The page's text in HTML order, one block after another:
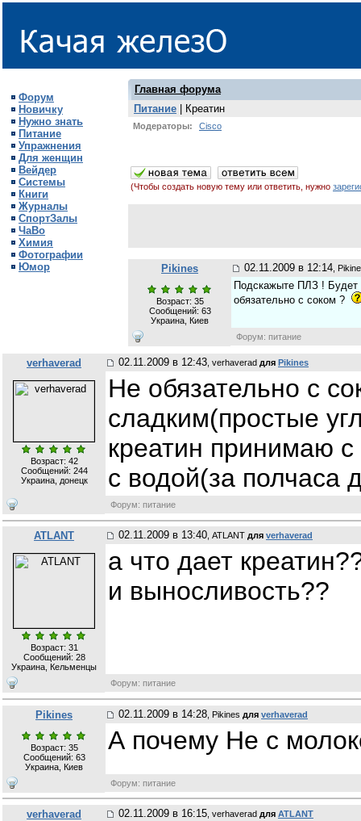
Форум
Новичку
Нужно знать
Питание
Упражнения
Для женщин
Вейдер
Системы
Книги
Журналы
СпортЗалы
ЧаВо
Химия
Фотографии
Юмор
Главная форума
Питание | Креатин
Модераторы: Cisco
(Чтобы создать новую тему или ответить, нужно
Pikines 02.11.2009 в 12:14 ,
Возраст: 35
Сообщений: 63
Украина, Киев
Подскажыте ПЛЗ ! Будет
обязательно с соком ?
Форум: питание
verhaverad 02.11.2009 в 12:43 , verhaverad для Pikines
Возраст: 42
Сообщений: 244
Украина, донецк
Не обязательно с
сладким(простые
креатин принимаю
с водой(за полчаса
Форум: питание
ATLANT 02.11.2009 в 13:40 , ATLANT для verhaverad
Возраст: 31
Сообщений: 28
Украина, Кельменцы
а что дает
и выносливость??
Форум: питание
Pikines 02.11.2009 в 14:28 , Pikines для verhaverad
Возраст: 35
Сообщений: 63
Украина, Киев
А почему Не с
Форум: питание
verhaverad 02.11.2009 в 16:15 , verhaverad для ATLANT